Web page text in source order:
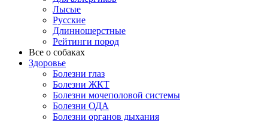
Лысые
Русские
Длинношерстные
Рейтинги пород
Все о собаках
Здоровье
Болезни глаз
Болезни ЖКТ
Болезни мочеполовой системы
Болезни ОДА
Болезни органов дыхания